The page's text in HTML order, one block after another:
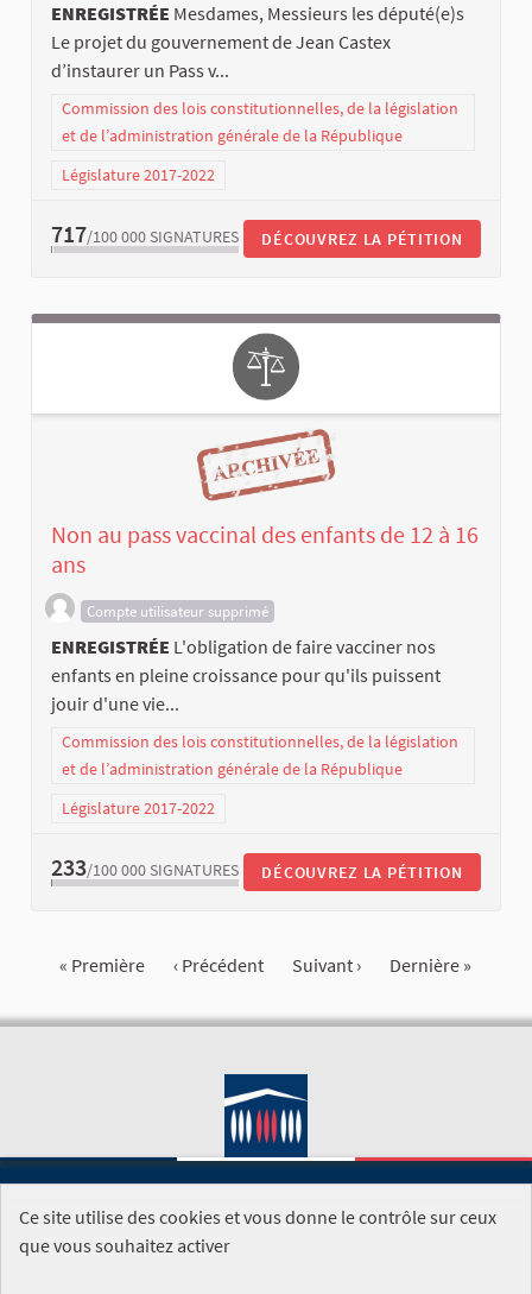
ENREGISTRÉE Mesdames, Messieurs les député(e)s
Le projet du gouvernement de Jean Castex
d’instaurer un Pass v...
Commission des lois constitutionnelles, de la législation
et de l’administration générale de la République
Législature 2017-2022
717/100 000 SIGNATURES DÉCOUVREZ LA PÉTITION
Non au pass vaccinal des enfants de 12 à 16
ans
Compte utilisateur supprimé
ENREGISTRÉE L'obligation de faire vacciner nos
enfants en pleine croissance pour qu'ils puissent
jouir d'une vie...
Commission des lois constitutionnelles, de la législation
et de l’administration générale de la République
Législature 2017-2022
233/100 000 SIGNATURES DÉCOUVREZ LA PÉTITION
« Première ‹ Précédent Suivant › Dernière »
SITE DE L'ASSEMBLÉE NATIONALE
Ce site utilise des cookies et vous donne le contrôle sur ceux
que vous souhaitez activer